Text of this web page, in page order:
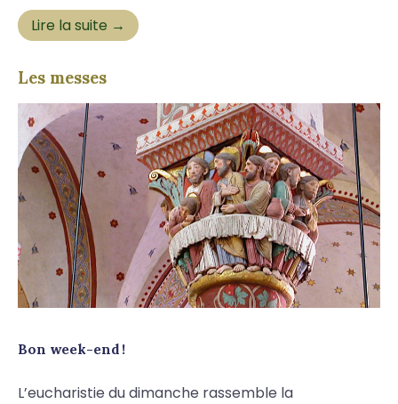
Lire la suite →
Les messes
Bon week-end !
L’eucharistie du dimanche rassemble la